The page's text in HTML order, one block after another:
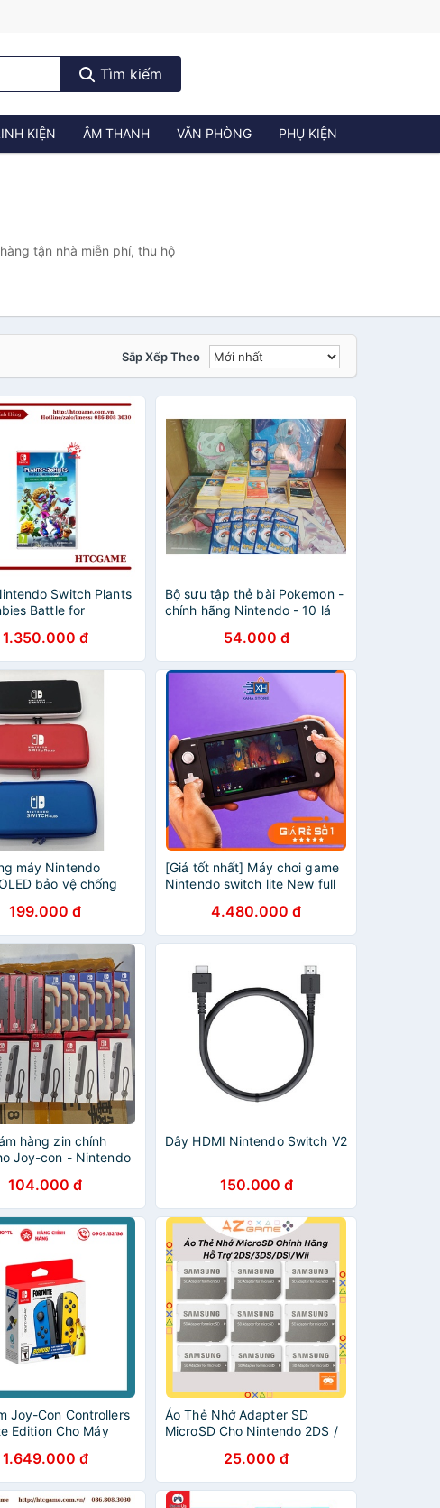
Tìm kiếm
KIỆN ÂM THANH VĂN PHÒNG PHỤ KIỆN
tận nhà miễn phí, thu hộ
Sắp Xếp Theo
Switch Plants
Battle for
1.350.000 đ
Bộ sưu tập thẻ bài Pokemon -
chính hãng Nintendo - 10 lá
54.000 đ
máy Nintendo
bảo vệ chống
199.000 đ
[Giá tốt nhất] Máy chơi game
Nintendo switch lite New full
4.480.000 đ
hàng zin chính
Joy-con - Nintendo
104.000 đ
Dây HDMI Nintendo Switch V2
150.000 đ
Joy-Con Controllers
Edition Cho Máy
1.649.000 đ
Áo Thẻ Nhớ Adapter SD
MicroSD Cho Nintendo 2DS /
Dsi Cao Cấp25.000 đ